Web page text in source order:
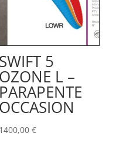
SWIFT 5
OZONE L –
PARAPENTE
OCCASION
1400,00€